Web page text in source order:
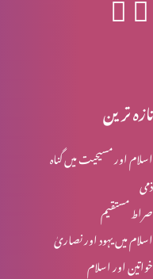
تازہ ترین
اسلام اور مسیحیت میں گناہ
ذمی
صراط مستقیم
اسلام میں یہود اور نصاریٰ
خواتین اور اسلام